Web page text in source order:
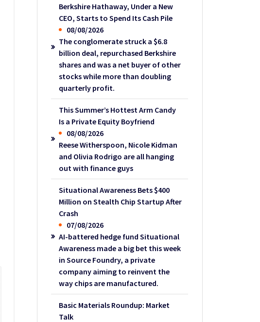
Berkshire Hathaway, Under a New
CEO, Starts to Spend Its Cash Pile
08/08/2026
The conglomerate struck a $6.8
billion deal, repurchased Berkshire
shares and was a net buyer of other
stocks while more than doubling
quarterly profit.
This Summer’s Hottest Arm Candy
Is a Private Equity Boyfriend
08/08/2026
Reese Witherspoon, Nicole Kidman
and Olivia Rodrigo are all hanging
out with finance guys
Situational Awareness Bets $400
Million on Stealth Chip Startup After
Crash
07/08/2026
AI-battered hedge fund Situational
Awareness made a big bet this week
in Source Foundry, a private
company aiming to reinvent the
way chips are manufactured.
Basic Materials Roundup: Market
Talk